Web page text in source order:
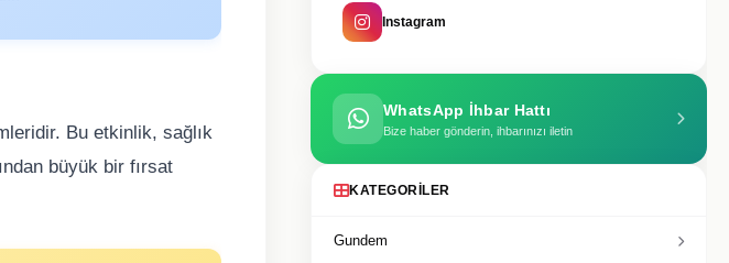
Bu etkinlik, sağlık
büyük bir fırsat
Instagram
WhatsApp İhbar Hattı
Bize haber gönderin, ihbarınızı iletin
KATEGORILER
Gundem